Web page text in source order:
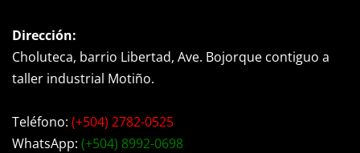
Dirección:
Choluteca, barrio Libertad, Ave. Bojorque contiguo a
taller industrial Motiño.
Teléfono: (+504) 2782-0525
WhatsApp: (+504) 8992-0698